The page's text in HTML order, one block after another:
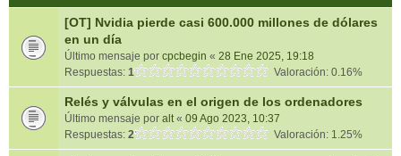
[OT] Nvidia pierde casi 600.000 millones de dólares
en un día
Último mensaje por cpcbegin « 28 Ene 2025, 19:18
Respuestas: 1 Valoración: 0.16%
Relés y válvulas en el origen de los ordenadores
Último mensaje por alt« 09 Ago 2023, 10:37
Respuestas: 2 Valoración: 1.25%